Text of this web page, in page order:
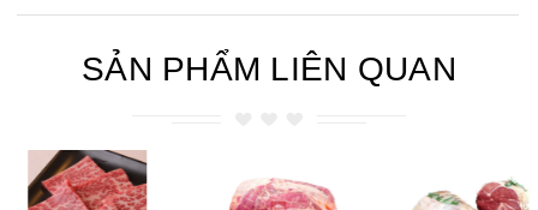
SẢN PHẨM LIÊN QUAN